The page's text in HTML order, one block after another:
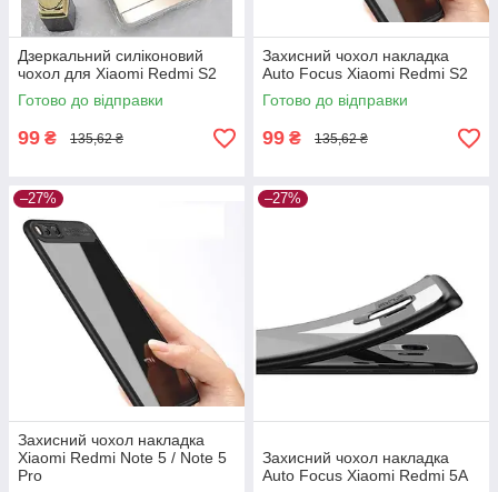
Дзеркальний силіконовий
чохол для Xiaomi Redmi S2
Готово до відправки
99 ₴ 135,62 ₴
Захисний чохол накладка
Auto Focus Xiaomi Redmi S2
Готово до відправки
99 ₴ 135,62 ₴
–27%
Захисний чохол накладка
Xiaomi Redmi Note 5 / Note 5
Pro
–27%
Захисний чохол накладка
Auto Focus Xiaomi Redmi 5A